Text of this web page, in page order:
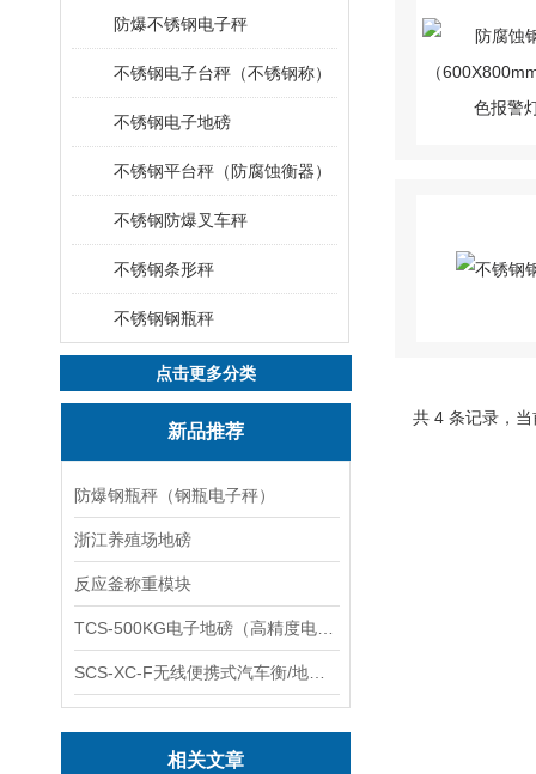
防爆不锈钢电子秤
不锈钢电子台秤（不锈钢称）
不锈钢电子地磅
不锈钢平台秤（防腐蚀衡器）
不锈钢防爆叉车秤
不锈钢条形秤
不锈钢钢瓶秤
点击更多分类
新品推荐
防爆钢瓶秤（钢瓶电子秤）
浙江养殖场地磅
反应釜称重模块
相关文章
共 4 条记录，